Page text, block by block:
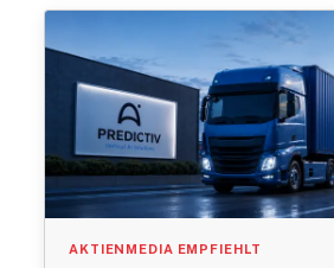
AKTIENMEDIA EMPFIEHLT